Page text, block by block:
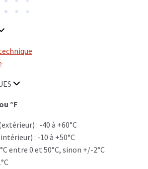
°F
: -40 à +60°C
: -10 à +50°C
entre 0 et 50°C, sinon +/-2°C